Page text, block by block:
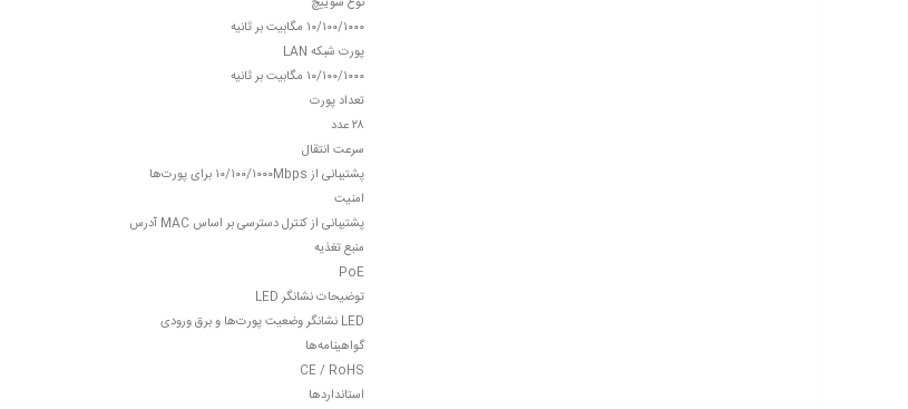
۱۰/۱۰۰/۱۰۰۰ مگابیت بر ثانیه
پورت شبکه LAN
۱۰/۱۰۰/۱۰۰۰ مگابیت بر ثانیه
تعداد پورت‌
۲۸ عدد
سرعت انتقال
پشتیبانی از ۱۰/۱۰۰/۱۰۰۰Mbps برای پورت‌ها
امنیت
پشتیبانی از کنترل دسترسی بر اساس MAC آدرس
منبع تغذیه
PoE
توضیحات نشانگر LED
LED نشانگر وضعیت پورت‌ها و برق ورودی
گواهینامه‌‌ها
CE / RoHS
استانداردها